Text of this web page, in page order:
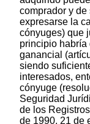
comprador y
expresarse la
cónyuges) que
principio habría
ganancial
siendo
interesados,
cónyuge
Seguridad
de los
de 1990, 21 de